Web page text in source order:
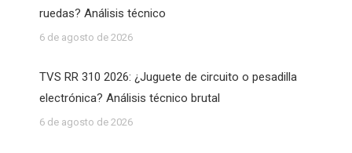
ruedas? Análisis técnico
6 de agosto de 2026
TVS RR 310 2026: ¿Juguete de circuito o pesadilla
electrónica? Análisis técnico brutal
6 de agosto de 2026